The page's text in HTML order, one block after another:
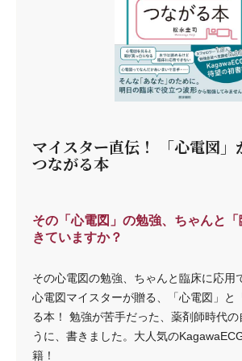
マイスター直伝！ 「心電図」
つながる本
その「心電図」の勉強、ちゃんと
きていますか？
その心電図の勉強、ちゃんと臨床に応用
心電図マイスターが贈る、「心電図」と
る本！ 勉強が苦手だった、薬剤師時代の
うに、書きました。大人気の
籍！